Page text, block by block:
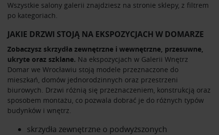
Wszystkie salony galerii znajdziesz na stronie sklepy, z filtrem
po kategoriach.
JAKIE DRZWI STOJĄ NA EKSPOZYCJACH W DOMARZE
Zobaczysz skrzydła zewnętrzne i wewnętrzne, przesuwne,
ukryte oraz szklane. Na ekspozycjach w Galerii Wnętrz
Domar we Wrocławiu stoją modele przeznaczone do
mieszkań, domów jednorodzinnych oraz przestrzeni
biurowych. Drzwi różnią się przeznaczeniem, konstrukcją oraz
sposobem montażu, co pozwala dobrać je do różnych typów
budynków i wnętrz.
skrzydła zewnętrzne o podwyższonych